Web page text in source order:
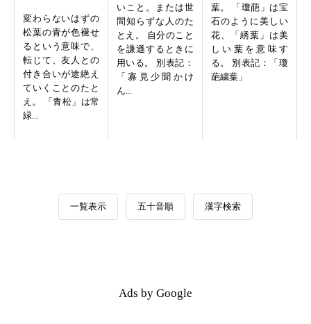
変わらないはずの
松葉の青が色褪せ
るという意味で、
転じて、友人との
付き合いが途絶え
ていくことのたと
え。 「青松」は常
緑...
いこと。または世
間知らずな人のた
とえ。 自分のこと
を謙遜するときに
用いる。 別表記：
「寡見少聞かけ
ん...
葉。 「瓊葩」は宝
石のように美しい
花、「綉葉」は美
しい葉を意味す
る。 別表記：「瓊
葩繍葉」
一覧表示 五十音順 漢字検索
Ads by Google